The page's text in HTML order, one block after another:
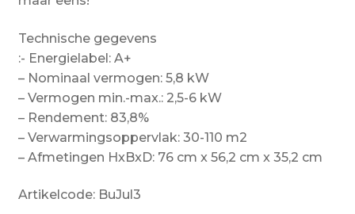
Technische gegevens
:- Energielabel: A+
– Nominaal vermogen: 5,8 kW
– Vermogen min.-max.: 2,5-6 kW
– Rendement: 83,8%
– Verwarmingsoppervlak: 30-110 m2
– Afmetingen HxBxD: 76 cm x 56,2 cm x 35,2 cm
Artikelcode: BuJul3